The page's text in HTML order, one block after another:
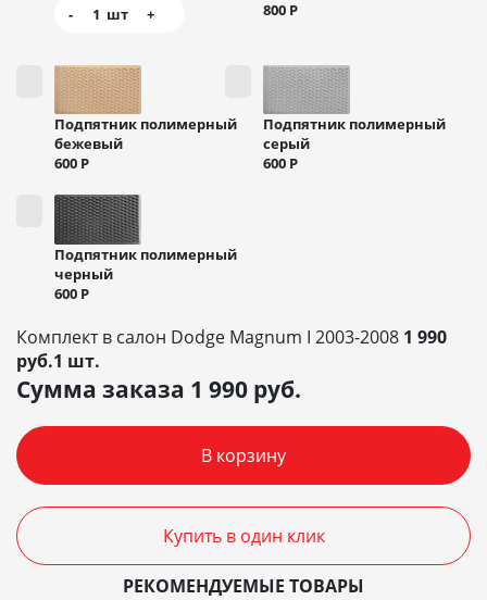
- 1 шт +
800 Р
Подпятник полимерный
бежевый
600 Р
Подпятник полимерный
серый
600 Р
Подпятник полимерный
черный
600 Р
Комплект в салон Dodge Magnum I 2003-2008 1 990
руб.1 шт.
Сумма заказа 1 990 руб.
В корзину
Купить в один клик
РЕКОМЕНДУЕМЫЕ ТОВАРЫ